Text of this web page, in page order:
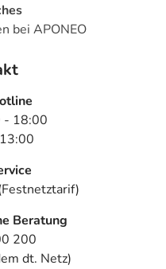
bei APONEO
- 18:00
Beratung
200
dt. Netz)